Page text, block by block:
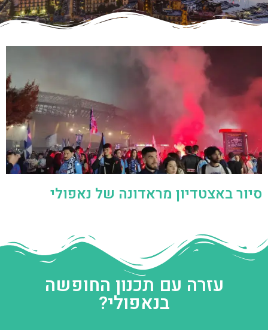
סיור באצטדיון מראדונה של נאפולי
עזרה עם תכנון החופשה
בנאפולי?